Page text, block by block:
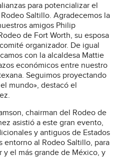
para potencializar el
Saltillo. Agradecemos la
amigos Philip
de Fort Worth, su esposa
organizador. De igual
con la alcaldesa Mattie
económicos entre nuestro
Seguimos proyectando
mundo», destacó el
chairman del Rodeo de
asistió a este gran evento,
y antiguos de Estados
entorno al Rodeo Saltillo, para
el más grande de México, y